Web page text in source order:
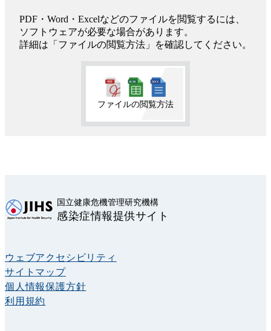
PDF・Word・Excelなどのファイルを閲覧するには、
ソフトウェアが必要な場合があります。
詳細は「ファイルの閲覧方法」を確認してください。
ファイルの閲覧方法
国立健康危機管理研究機構
感染症情報提供サイト
ウェブアクセシビリティ
サイトマップ
個人情報保護方針
利用規約